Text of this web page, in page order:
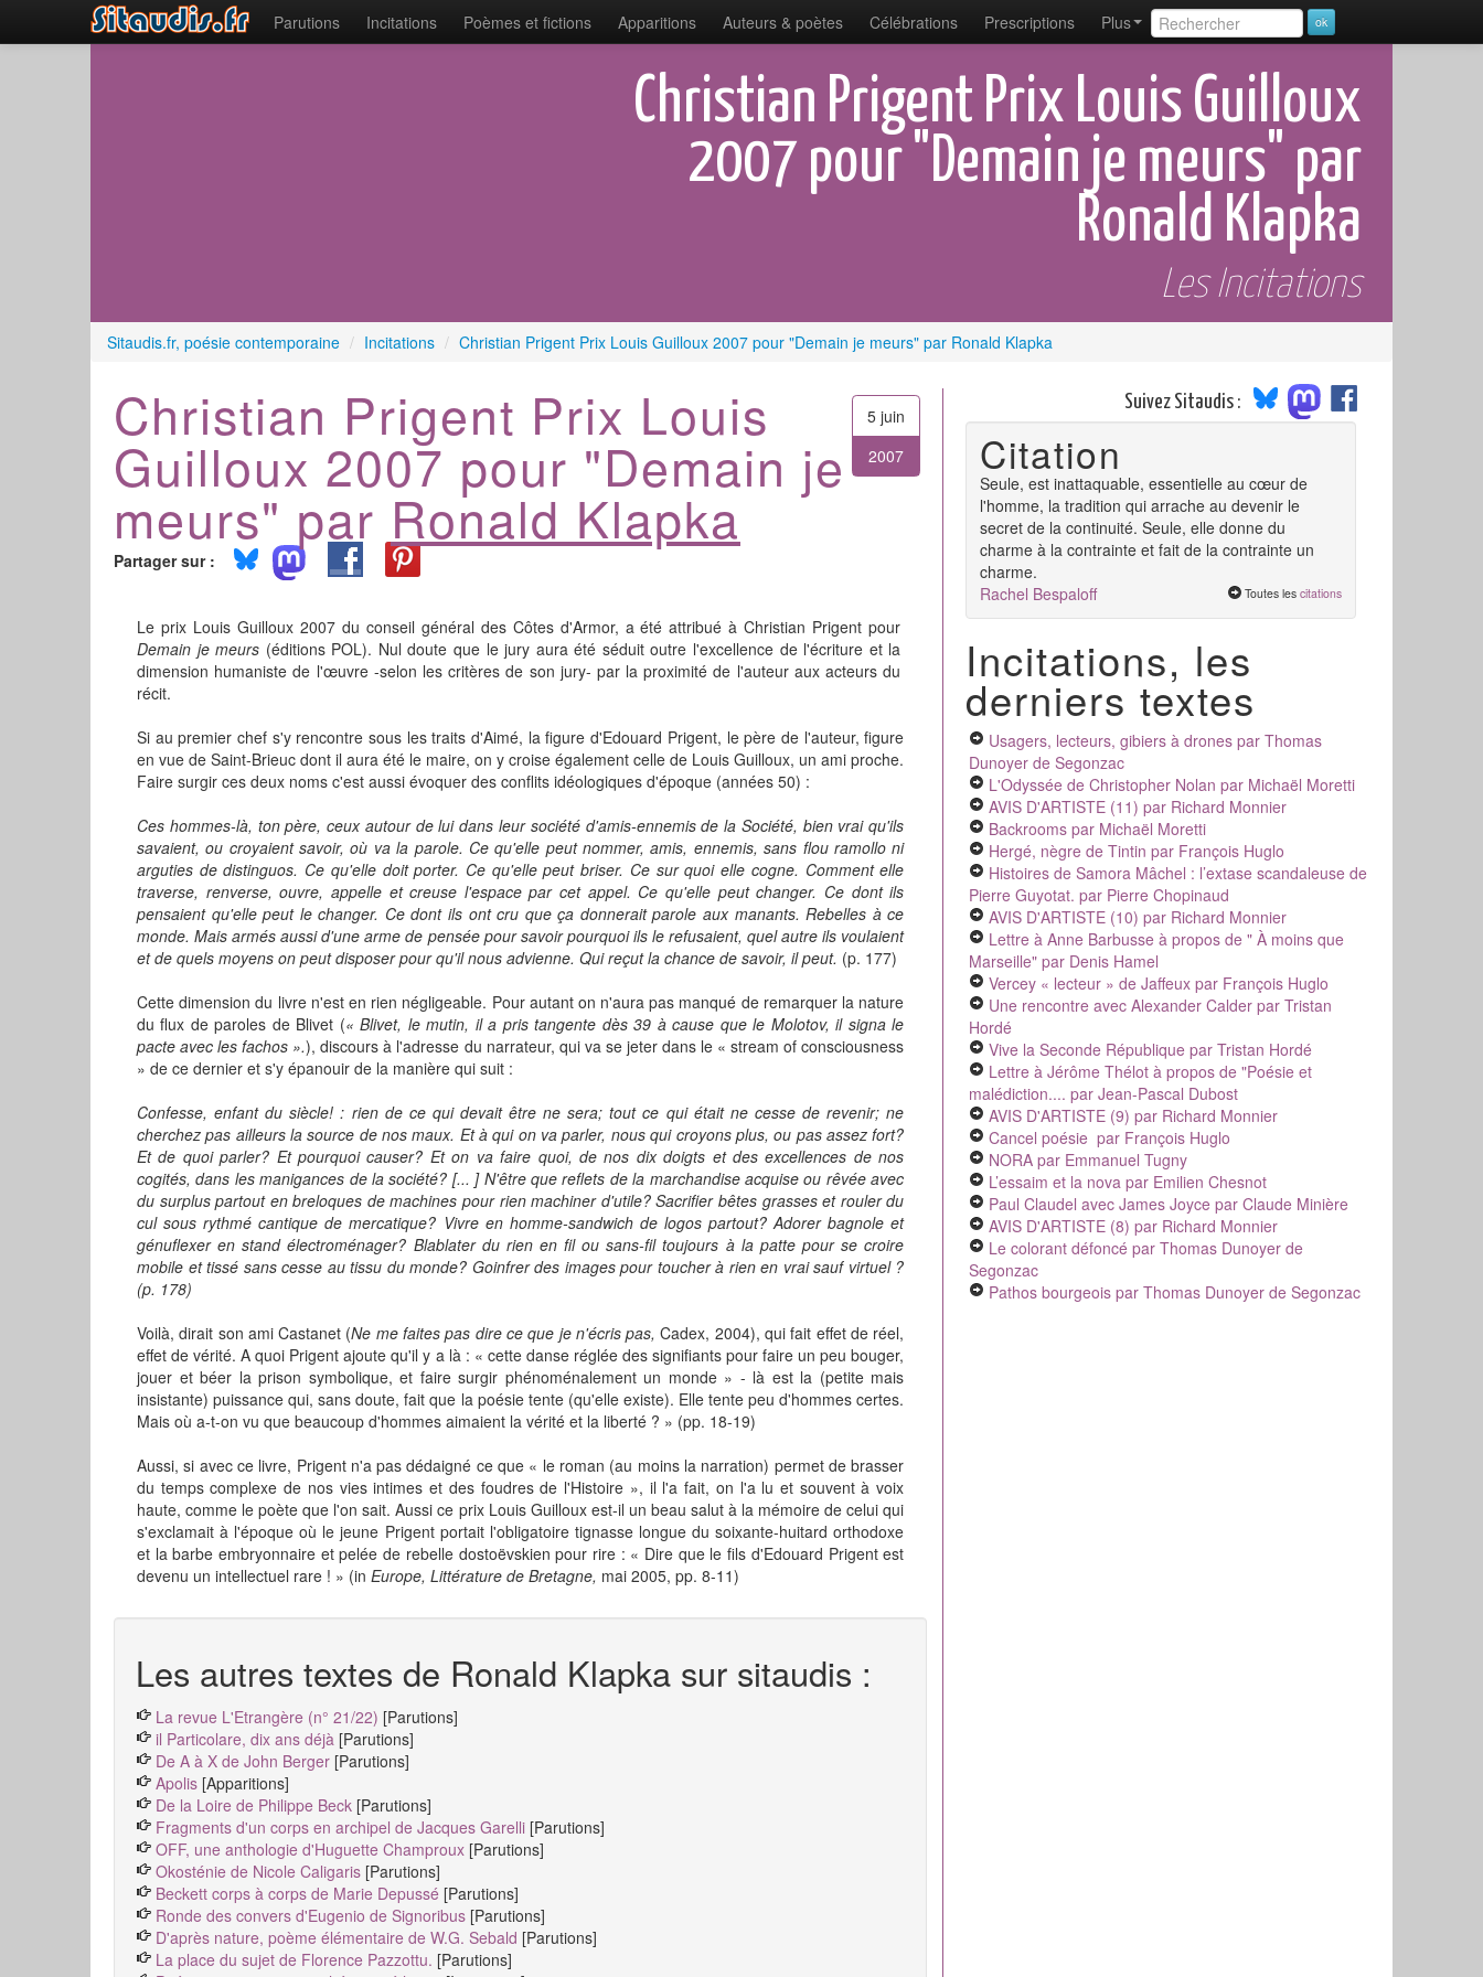
Parutions Incitations Poèmes et fictions Apparitions Auteurs & poètes Célébrations Prescriptions Plus
Christian Prigent Prix Louis Guilloux
2007 pour "Demain je meurs" par
Ronald Klapka
Les Incitations
Sitaudis.fr, poésie contemporaine / Incitations / Christian Prigent Prix Louis Guilloux 2007 pour "Demain je meurs" par Ronald Klapka
5 juin
2007
Christian Prigent Prix Louis
Guilloux 2007 pour "Demain je
meurs" par Ronald Klapka
Partager sur :
Le prix Louis Guilloux 2007 du conseil général des Côtes d'Armor, a été attribué à Christian Prigent pour
Demain je meurs (éditions POL). Nul doute que le jury aura été séduit outre l'excellence de l'écriture et la
dimension humaniste de l'œuvre -selon les critères de son jury- par la proximité de l'auteur aux acteurs du
récit.
Si au premier chef s'y rencontre sous les traits d'Aimé, la figure d'Edouard Prigent, le père de l'auteur, figure
en vue de Saint-Brieuc dont il aura été le maire, on y croise également celle de Louis Guilloux, un ami proche.
Faire surgir ces deux noms c'est aussi évoquer des conflits idéologiques d'époque (années 50) :
Ces hommes-là, ton père, ceux autour de lui dans leur société d'amis-ennemis de la Société, bien vrai qu'ils
savaient, ou croyaient savoir, où va la parole. Ce qu'elle peut nommer, amis, ennemis, sans flou ramollo ni
arguties de distinguos. Ce qu'elle doit porter. Ce qu'elle peut briser. Ce sur quoi elle cogne. Comment elle
traverse, renverse, ouvre, appelle et creuse l'espace par cet appel. Ce qu'elle peut changer. Ce dont ils
pensaient qu'elle peut le changer. Ce dont ils ont cru que ça donnerait parole aux manants. Rebelles à ce
monde. Mais armés aussi d'une arme de pensée pour savoir pourquoi ils le refusaient, quel autre ils voulaient
et de quels moyens on peut disposer pour qu'il nous advienne. Qui reçut la chance de savoir, il peut. (p. 177)
Cette dimension du livre n'est en rien négligeable. Pour autant on n'aura pas manqué de remarquer la nature
du flux de paroles de Blivet (« Blivet, le mutin, il a pris tangente dès 39 à cause que le Molotov, il signa le
pacte avec les fachos ».), discours à l'adresse du narrateur, qui va se jeter dans le « stream of consciousness
» de ce dernier et s'y épanouir de la manière qui suit :
Confesse, enfant du siècle! : rien de ce qui devait être ne sera; tout ce qui était ne cesse de revenir; ne
cherchez pas ailleurs la source de nos maux. Et à qui on va parler, nous qui croyons plus, ou pas assez fort?
Et de quoi parler? Et pourquoi causer? Et on va faire quoi, de nos dix doigts et des excellences de nos
cogités, dans les manigances de la société? [... ] N'être que reflets de la marchandise acquise ou rêvée avec
du surplus partout en breloques de machines pour rien machiner d'utile? Sacrifier bêtes grasses et rouler du
cul sous rythmé cantique de mercatique? Vivre en homme-sandwich de logos partout? Adorer bagnole et
génuflexer en stand électroménager? Blablater du rien en fil ou sans-fil toujours à la patte pour se croire
mobile et tissé sans cesse au tissu du monde? Goinfrer des images pour toucher à rien en vrai sauf virtuel ?
(p. 178)
Voilà, dirait son ami Castanet (Ne me faites pas dire ce que je n'écris pas, Cadex, 2004), qui fait effet de réel,
effet de vérité. A quoi Prigent ajoute qu'il y a là : « cette danse réglée des signifiants pour faire un peu bouger,
jouer et béer la prison symbolique, et faire surgir phénoménalement un monde » - là est la (petite mais
insistante) puissance qui, sans doute, fait que la poésie tente (qu'elle existe). Elle tente peu d'hommes certes.
Mais où a-t-on vu que beaucoup d'hommes aimaient la vérité et la liberté ? » (pp. 18-19)
Aussi, si avec ce livre, Prigent n'a pas dédaigné ce que « le roman (au moins la narration) permet de brasser
du temps complexe de nos vies intimes et des foudres de l'Histoire », il l'a fait, on l'a lu et souvent à voix
haute, comme le poète que l'on sait. Aussi ce prix Louis Guilloux est-il un beau salut à la mémoire de celui qui
s'exclamait à l'époque où le jeune Prigent portait l'obligatoire tignasse longue du soixante-huitard orthodoxe
et la barbe embryonnaire et pelée de rebelle dostoëvskien pour rire : « Dire que le fils d'Edouard Prigent est
devenu un intellectuel rare ! » (in Europe, Littérature de Bretagne, mai 2005, pp. 8-11)
Les autres textes de Ronald Klapka sur sitaudis :
La revue L'Etrangère (n° 21/22) [Parutions]
il Particolare, dix ans déjà [Parutions]
De A à X de John Berger [Parutions]
Apolis [Apparitions]
De la Loire de Philippe Beck [Parutions]
Fragments d'un corps en archipel de Jacques Garelli [Parutions]
OFF, une anthologie d'Huguette Champroux [Parutions]
Okosténie de Nicole Caligaris [Parutions]
Beckett corps à corps de Marie Depussé [Parutions]
Ronde des convers d'Eugenio de Signoribus [Parutions]
D'après nature, poème élémentaire de W.G. Sebald [Parutions]
La place du sujet de Florence Pazzottu. [Parutions]
Suivez Sitaudis :
Citation
Seule, est inattaquable, essentielle au cœur de
l'homme, la tradition qui arrache au devenir le
secret de la continuité. Seule, elle donne du
charme à la contrainte et fait de la contrainte un
charme.
Rachel Bespaloff
Toutes les citations
Incitations, les
derniers textes
Usagers, lecteurs, gibiers à dronespar Thomas
Dunoyer de Segonzac
L'Odyssée de Christopher Nolan par Michaël Moretti
AVIS D'ARTISTE (11) par Richard Monnier
Backroomspar Michaël Moretti
Hergé, nègre de Tintin par François Huglo
Histoires de Samora Mâchel : l’extase scandaleuse de
Pierre Guyotat. par Pierre Chopinaud
AVIS D'ARTISTE (10) par Richard Monnier
Lettre à Anne Barbusse à propos de " À moins que
Marseille"par Denis Hamel
Vercey « lecteur » de Jaffeuxpar François Huglo
Une rencontre avec Alexander Calderpar Tristan
Hordé
Vive la Seconde Républiquepar Tristan Hordé
Lettre à Jérôme Thélot à propos de "Poésie et
malédiction.... par Jean-Pascal Dubost
AVIS D'ARTISTE (9) par Richard Monnier
Cancel poésie par François Huglo
NORApar Emmanuel Tugny
L’essaim et la nova par Emilien Chesnot
Paul Claudel avec James Joycepar Claude Minière
AVIS D'ARTISTE (8) par Richard Monnier
Le colorant défoncépar Thomas Dunoyer de
Segonzac
Pathos bourgeoispar Thomas Dunoyer de Segonzac